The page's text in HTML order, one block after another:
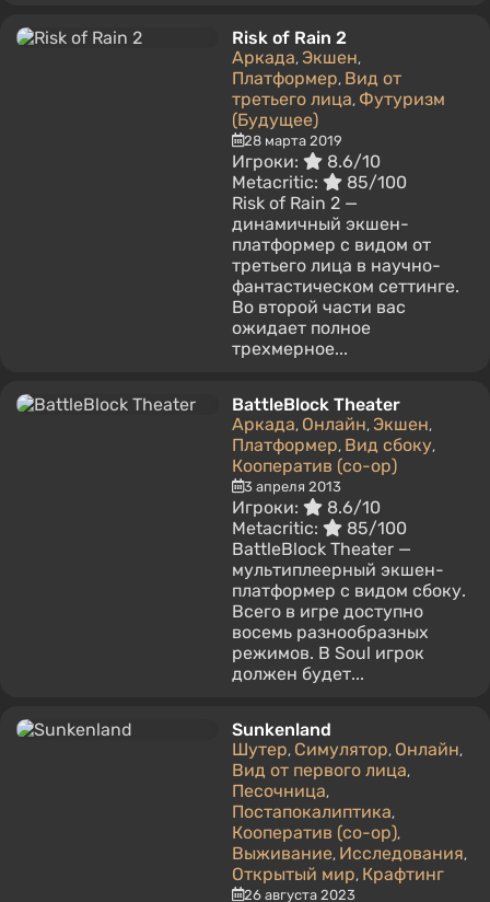
Risk of Rain 2
Аркада, Экшен,
Платформер, Вид от
третьего лица, Футуризм
(Будущее)
28 марта 2019
Игроки:
8.6/10
Metacritic:
85/100
Risk of Rain 2 —
динамичный экшен-
платформер с видом от
третьего лица в научно-
фантастическом сеттинге.
Во второй части вас
ожидает полное
трехмерное...
BattleBlock Theater
Аркада, Онлайн, Экшен,
Платформер, Вид сбоку,
Кооператив (co-op)
3 апреля 2013
Игроки:
8.6/10
Metacritic:
85/100
BattleBlock Theater —
мультиплеерный экшен-
платформер с видом сбоку.
Всего в игре доступно
восемь разнообразных
режимов. В Soul игрок
должен будет...
Sunkenland
Шутер, Симулятор, Онлайн,
Вид от первого лица,
Песочница,
Постапокалиптика,
Кооператив (co-op),
Выживание, Исследования,
Открытый мир, Крафтинг
26 августа 2023